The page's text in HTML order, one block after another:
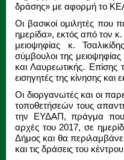
δράσης» με αφορμή το
Οι βασικοί ομιλητές που
ημερίδα», εκτός από τον
μειοψηφίας κ.
σύμβουλοι της
και Λαυρεωτικής.
εισηγητές της κίνησης
Οι διοργανωτές και οι
τοποθετήσεών τους
την ΕΥΔΑΠ, πράγμα που
αρχές του 2017, σε
Δήμος και θα
και τις δράσεις του